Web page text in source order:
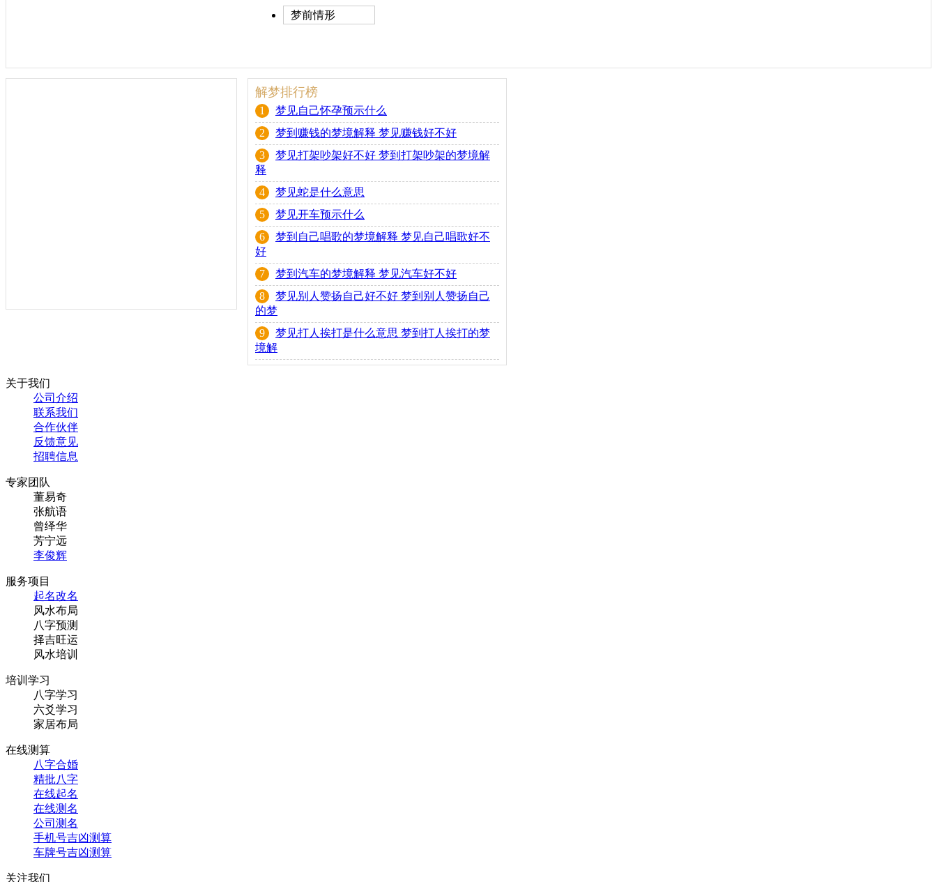
梦前情形
解梦排行榜
1
梦见自己怀孕预示什么
2
梦到赚钱的梦境解释 梦见赚钱好不好
3
梦见打架吵架好不好 梦到打架吵架的梦境解
释
4
梦见蛇是什么意思
5
梦见开车预示什么
6
梦到自己唱歌的梦境解释 梦见自己唱歌好不
好
7
梦到汽车的梦境解释 梦见汽车好不好
8
梦见别人赞扬自己好不好 梦到别人赞扬自己
的梦
9
梦见打人挨打是什么意思 梦到打人挨打的梦
境解
关于我们
公司介绍
联系我们
合作伙伴
反馈意见
招聘信息
专家团队
董易奇
张航语
曾绎华
芳宁远
李俊辉
服务项目
起名改名
风水布局
八字预测
择吉旺运
风水培训
培训学习
八字学习
六爻学习
家居布局
在线测算
八字合婚
精批八字
在线起名
在线测名
公司测名
手机号吉凶测算
车牌号吉凶测算
关注我们